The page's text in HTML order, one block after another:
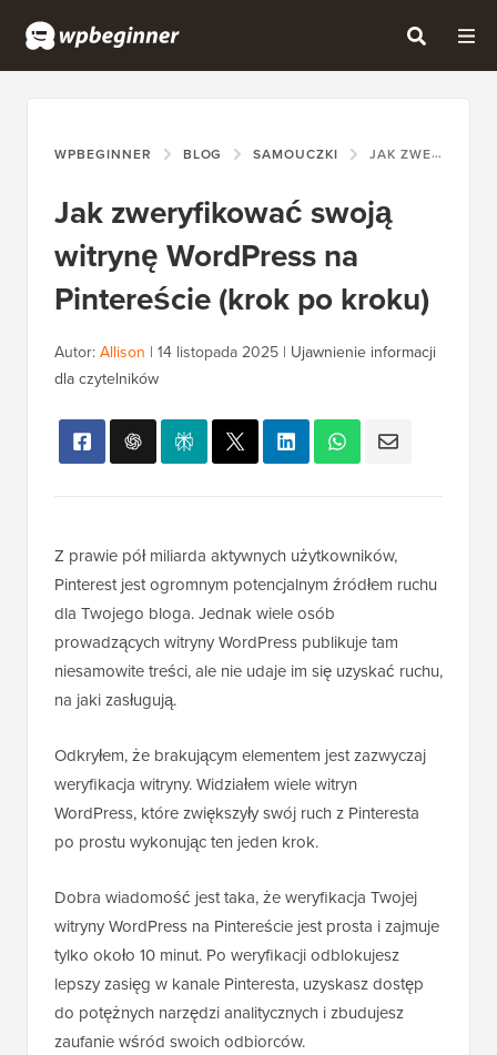
WPBEGINNER BLOG SAMOUCZKI JAK ZWERYFIKOWAĆ SWOJĄ WITRYNĘ WORDPRESS NA PINTEREŚCIE (KROK PO KROKU)
Jak zweryfikować swoją
witrynę WordPress na
Pintereście (krok po kroku)
Autor: Allison | 14 listopada 2025 | Ujawnienie informacji
dla czytelników
Z prawie pół miliarda aktywnych użytkowników,
Pinterest jest ogromnym potencjalnym źródłem ruchu
dla Twojego bloga. Jednak wiele osób
prowadzących witryny WordPress publikuje tam
niesamowite treści, ale nie udaje im się uzyskać ruchu,
na jaki zasługują.
Odkryłem, że brakującym elementem jest zazwyczaj
weryfikacja witryny. Widziałem wiele witryn
WordPress, które zwiększyły swój ruch z Pinteresta
po prostu wykonując ten jeden krok.
Dobra wiadomość jest taka, że weryfikacja Twojej
witryny WordPress na Pintereście jest prosta i zajmuje
tylko około 10 minut. Po weryfikacji odblokujesz
lepszy zasięg w kanale Pinteresta, uzyskasz dostęp
do potężnych narzędzi analitycznych i zbudujesz
zaufanie wśród swoich odbiorców.